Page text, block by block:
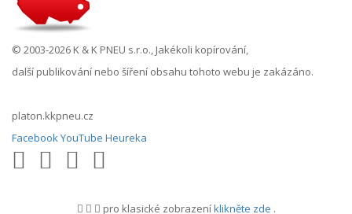
© 2003-2026 K & K PNEU s.r.o., Jakékoli kopírování,
další publikování nebo šíření obsahu tohoto webu je zakázáno.
platon.kkpneu.cz
FacebookYouTube Heureka
pro klasické zobrazeníklikněte zde .